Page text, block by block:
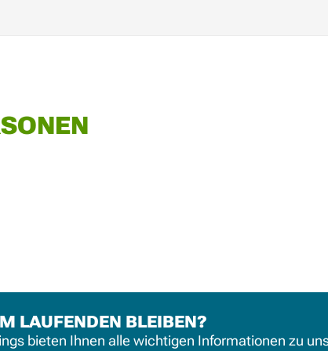
LAUFENDEN BLEIBEN?
bieten Ihnen alle wichtigen Informationen zu